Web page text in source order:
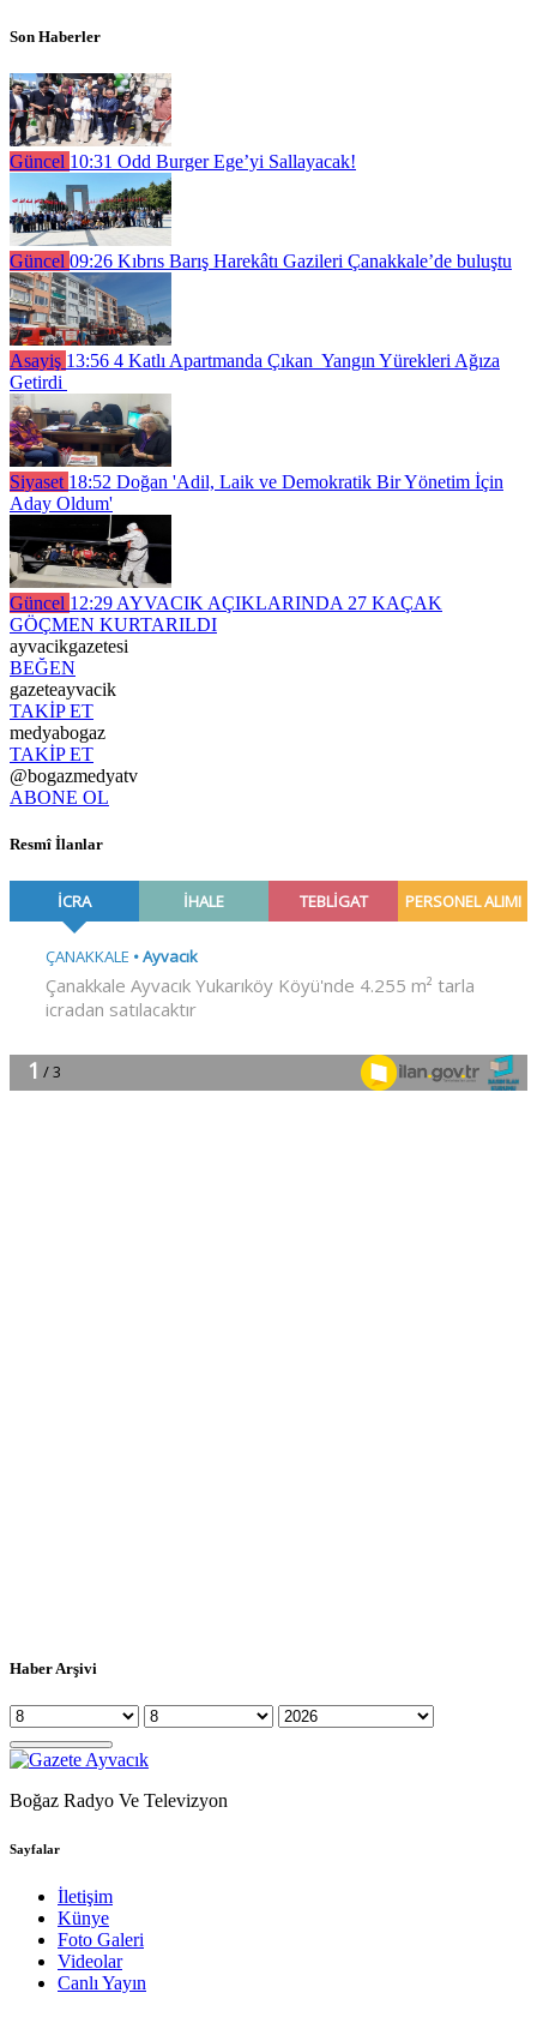
Son Haberler
Güncel 10:31 Odd Burger Ege’yi Sallayacak!
Güncel 09:26 Kıbrıs Barış Harekâtı Gazileri Çanakkale’de buluştu
Asayiş 13:56 4 Katlı Apartmanda Çıkan Yangın Yürekleri Ağıza
Getirdi
Siyaset 18:52 Doğan 'Adil, Laik ve Demokratik Bir Yönetim İçin
Aday Oldum'
Güncel 12:29 AYVACIK AÇIKLARINDA 27 KAÇAK
GÖÇMEN KURTARILDI
ayvacikgazetesi
BEĞEN
gazeteayvacik
TAKİP ET
medyabogaz
TAKİP ET
@bogazmedyatv
ABONE OL
Resmî İlanlar
Haber Arşivi
Boğaz Radyo Ve Televizyon
Sayfalar
İletişim
Künye
Foto Galeri
Videolar
Canlı Yayın